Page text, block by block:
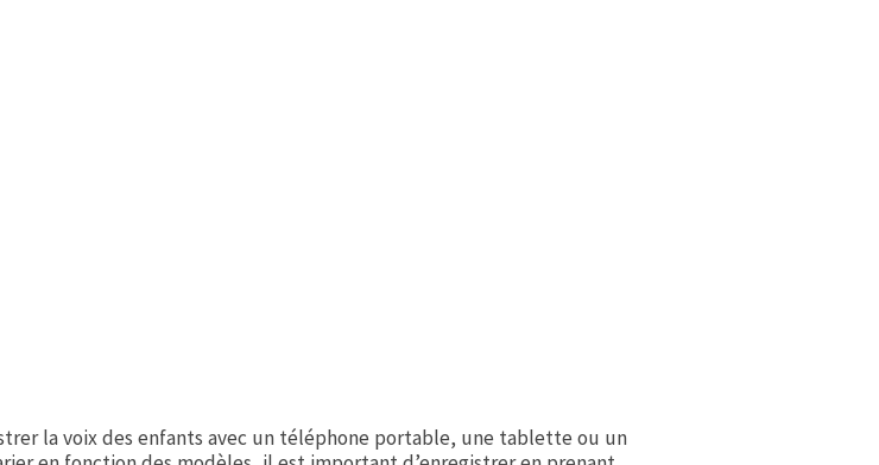
la voix des enfants avec un téléphone portable, une tablette ou un